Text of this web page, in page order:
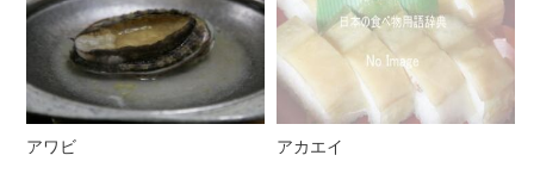
アワビ アカエイ